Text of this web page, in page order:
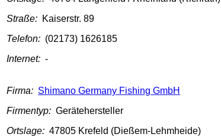
Straße: Kaiserstr. 89
Telefon: (02173) 1626185
Internet: -
Firma: Shimano Germany Fishing GmbH
Firmentyp: Gerätehersteller
Ortslage: 47805 Krefeld (Dießem-Lehmheide)